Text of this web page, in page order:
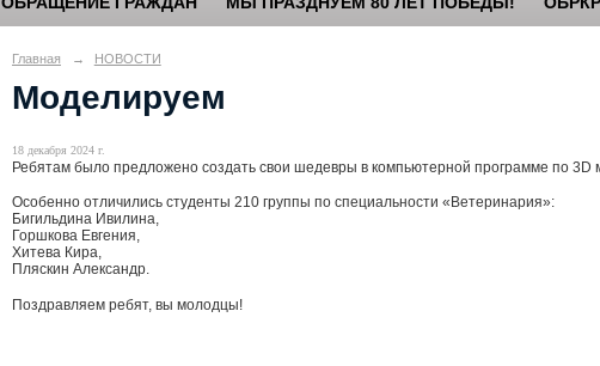
Главная → НОВОСТИ
Моделируем
18 декабря 2024 г.
Ребятам было предложено создать свои шедевры в компьютерной программе по 3D
Особенно отличились студенты 210 группы по специальности «Ветеринария»:
Бигильдина Ивилина,
Горшкова Евгения,
Хитева Кира,
Пляскин Александр.
Поздравляем ребят, вы молодцы!